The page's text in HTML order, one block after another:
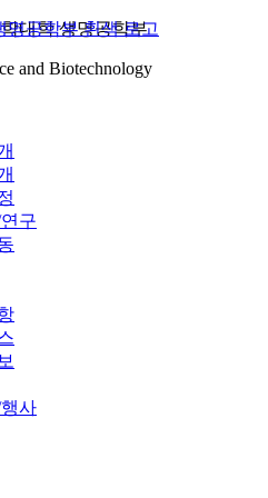
대학 생명공학부
and Biotechnology
구
사